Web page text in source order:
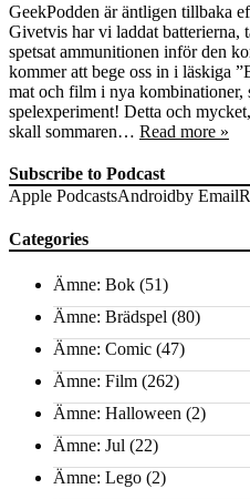
GeekPodden är äntligen tillbaka
Givetvis har vi laddat batterierna,
spetsat ammunitionen inför den
kommer att bege oss in i läskiga
mat och film i nya kombinationer,
spelexperiment! Detta och
skall sommaren… Read more »
Subscribe to Podcast
Apple PodcastsAndroidby Email
Categories
Ämne: Bok (51)
Ämne: Brädspel (80)
Ämne: Comic (47)
Ämne: Film (262)
Ämne: Halloween (2)
Ämne: Jul (22)
Ämne: Lego (2)